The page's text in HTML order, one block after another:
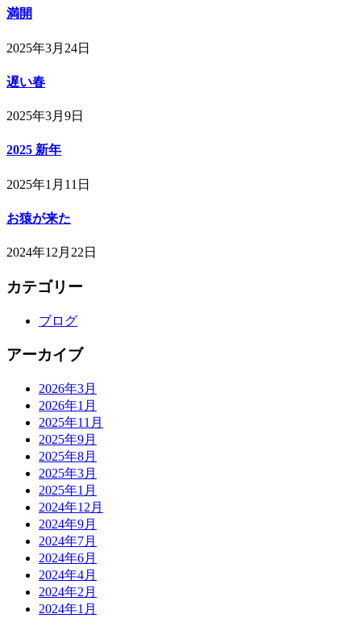
満開
2025年3月24日
遅い春
2025年3月9日
2025 新年
2025年1月11日
お猿が来た
2024年12月22日
カテゴリー
ブログ
アーカイブ
2026年3月
2026年1月
2025年11月
2025年9月
2025年8月
2025年3月
2025年1月
2024年12月
2024年9月
2024年7月
2024年6月
2024年4月
2024年2月
2024年1月